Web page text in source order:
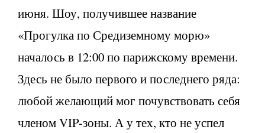
июня. Шоу, получившее название
«Прогулка по Средиземному морю»
началось в 12:00 по парижскому времени.
Здесь не было первого и последнего ряда:
любой желающий мог почувствовать себя
членом VIP-зоны. А у тех, кто не успел